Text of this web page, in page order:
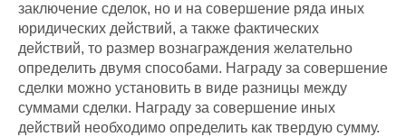
заключение сделок, но и на совершение ряда иных
юридических действий, а также фактических
действий, то размер вознаграждения желательно
определить двумя способами. Награду за совершение
сделки можно установить в виде разницы между
суммами сделки. Награду за совершение иных
действий необходимо определить как твердую сумму.